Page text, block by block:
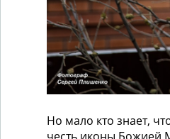
Но мало кто знает,